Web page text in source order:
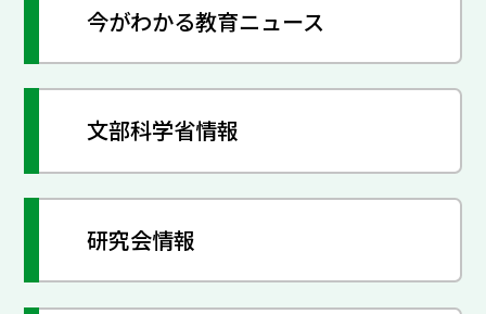
今がわかる教育ニュース
文部科学省情報
研究会情報